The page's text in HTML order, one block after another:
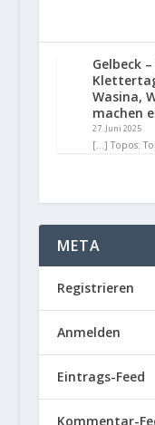
Gelbeck
Wasina,
machen
27. Juni 2025
[…] Topos:
META
Registrieren
Anmelden
Eintrags-Feed
Kommentar-